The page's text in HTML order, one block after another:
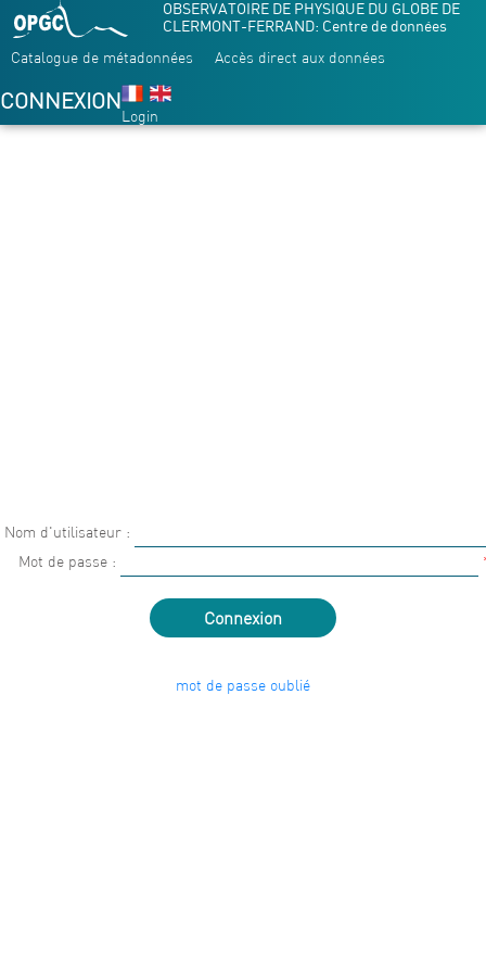
OBSERVATOIRE DE PHYSIQUE DU GLOBE DE
CLERMONT-FERRAND: Centre de données
Catalogue de métadonnées Accès direct aux données
CONNEXION
Login
Nom d'utilisateur :
Mot de passe :
mot de passe oublié